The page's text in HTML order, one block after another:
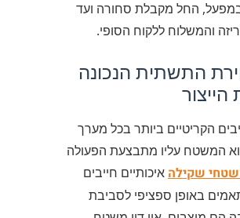
החל מקבלת סחורה ועד
והמשלוח ללקוח הסופי.
התשתית הנכונה
הקריטיים ביותר בכל מערך
המשטח עליו מתבצעת הפעולה
שקילה איכותיים חייבים
באופן ספציפי לסביבת